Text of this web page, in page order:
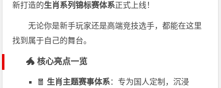
新打造的生肖系列锦标赛体系正式上线！
无论你是新手玩家还是高端竞技选手，都能在这里
找到属于自己的舞台。
🐲 核心亮点一览
🧧 生肖主题赛事体系：专为国人定制，沉浸